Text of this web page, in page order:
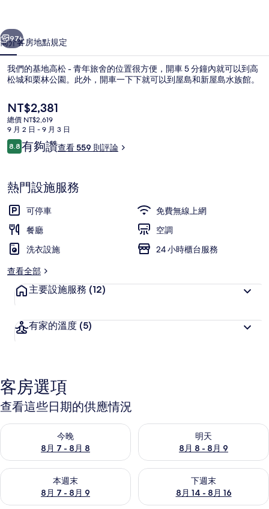
-
青
年
舍
的
相
集
個 下一個
97+
簡介客房地點規定
我們的基地高松 - 青年旅舍的位置很方便，開車 5 分鐘內就可以到高
松城和栗林公園。此外，開車一下下就可以到屋島和新屋島水族館。
目
前
的
價
格
NT$2,381
總價 NT$2,619
9 月 2 日 - 9 月 3 日
評
論
8.88.8 分，滿分 10 分，
有夠讚查看 559 則評論
熱門設施服務
可停車
免費無線上網
餐廳
空調
洗衣設施
24 小時櫃台服務
查看全部
主要設施服務 (12)
有家的溫度 (5)
客房選項
查看這些日期的供應情況
今晚
8月 7 - 8月 8
查看今晚 (8月 7 - 8月 8) 的供應情況
明天
8月 8 - 8月 9
查看明天 (8月 8 - 8月 9) 的供
本週末
8月 7 - 8月 9
查看本週末 (8月 7 - 8月 9) 的供應情況
下週末
8月 14 - 8月 16
查看下週末 (8月 14 - 8月 16)